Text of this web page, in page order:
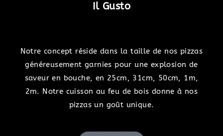
Il Gusto
Notre concept réside dans la taille de nos pizzas
généreusement garnies pour une explosion de
saveur en bouche, en 25cm, 31cm, 50cm, 1m,
2m. Notre cuisson au feu de bois donne à nos
pizzas un goût unique.